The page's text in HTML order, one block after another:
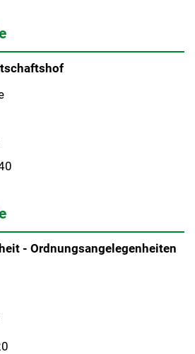
- Ordnungsangelegenheiten